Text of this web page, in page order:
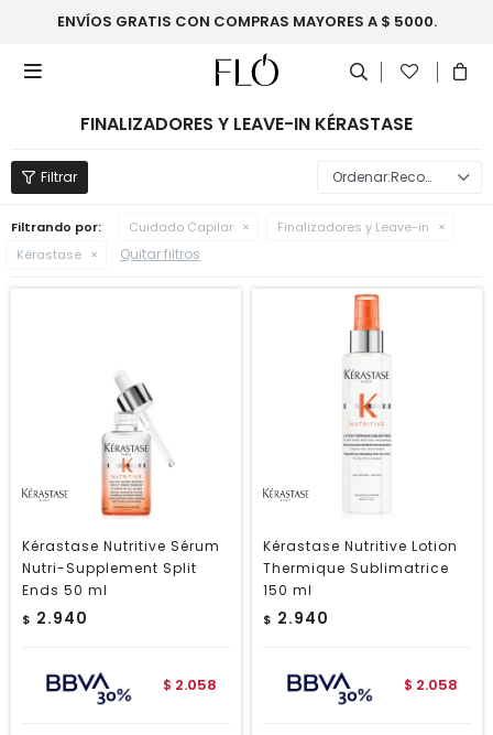
ENVÍOS GRATIS CON COMPRAS MAYORES A $ 5000.

FINALIZADORES Y LEAVE-IN KÉRASTASE
Recomendados
Filtrando por: Cuidado Capilar
Finalizadores y Leave-in
Kérastase
Quitar filtros
Kérastase Nutritive Sérum
Nutri-Supplement Split
Ends 50 ml
$ 2.940
$ 2.058
Kérastase Nutritive Lotion
Thermique Sublimatrice
150 ml
$ 2.940
$ 2.058